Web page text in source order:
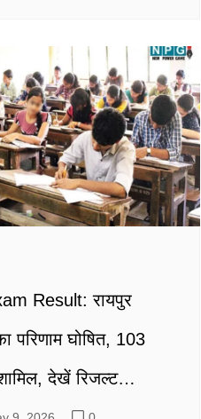
Result: रायपुर
परिणाम घोषित, 103
शामिल, देखें रिजल्ट…